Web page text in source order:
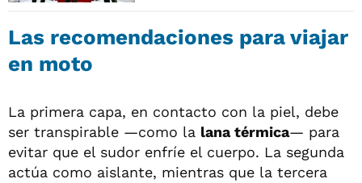
Las recomendaciones para viajar
en moto
La primera capa, en contacto con la piel, debe
ser transpirable —como la lana térmica— para
evitar que el sudor enfríe el cuerpo. La segunda
actúa como aislante, mientras que la tercera